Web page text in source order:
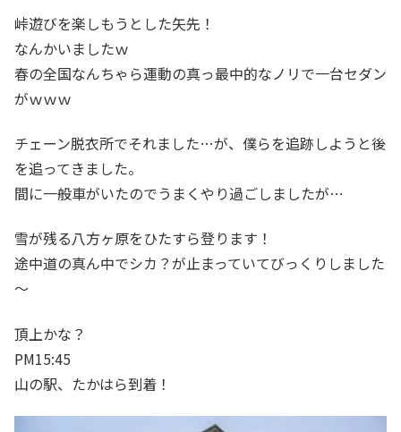
峠遊びを楽しもうとした矢先！
なんかいましたｗ
春の全国なんちゃら運動の真っ最中的なノリで一台セダン
がｗｗｗ
チェーン脱衣所でそれました…が、僕らを追跡しようと後
を追ってきました。
間に一般車がいたのでうまくやり過ごしましたが…
雪が残る八方ヶ原をひたすら登ります！
途中道の真ん中でシカ？が止まっていてびっくりしました
～
頂上かな？
PM15:45
山の駅、たかはら到着！